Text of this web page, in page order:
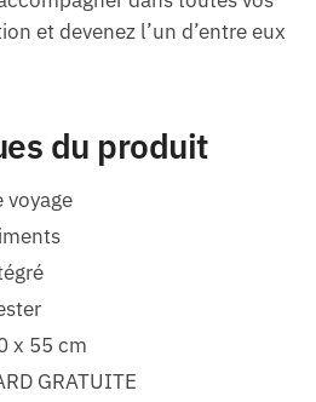
et devenez l’un d’entre eux
du produit
voyage
x 55 cm
GRATUITE